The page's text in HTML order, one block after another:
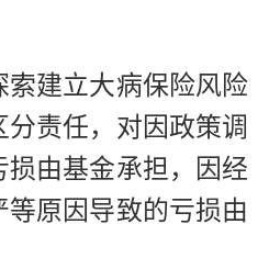
索建立大病保险风险
责任，对因政策调
损由基金承担，因经
等原因导致的亏损由